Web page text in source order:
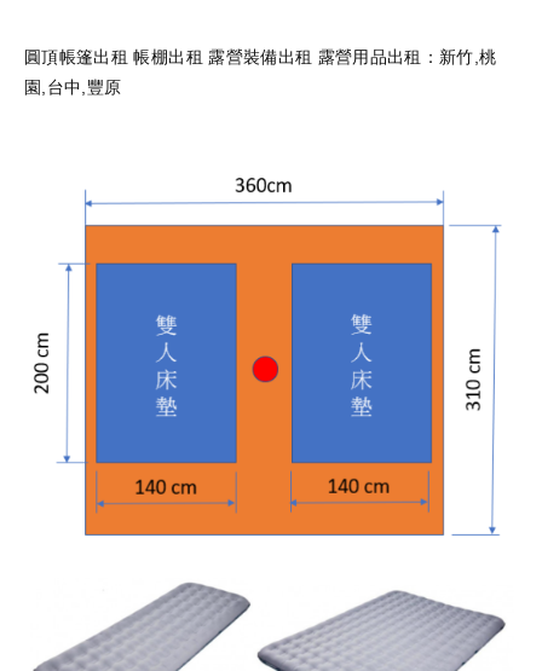
圓頂帳篷出租 帳棚出租 露營裝備出租 露營用品出租：新竹,桃
園,台中,豐原